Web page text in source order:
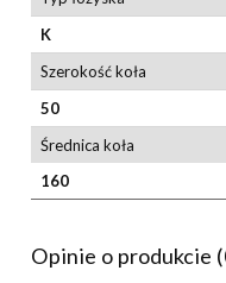
K
Szerokość koła
50
Średnica koła
160
Opinie o produkcie